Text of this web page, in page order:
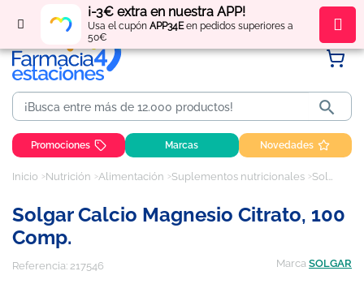
¡-3€ extra en nuestra APP!
Usa el cupón APP34Een pedidos superiores a
50€
Regístratey obténpuntos por tus compras

Promociones Marcas Novedades
Inicio Nutrición Alimentación Suplementos nutricionales Solgar Calcio Magnesio Citrato, 100 Comp.
Solgar Calcio Magnesio Citrato, 100
Comp.
Referencia: 217546 Marca SOLGAR